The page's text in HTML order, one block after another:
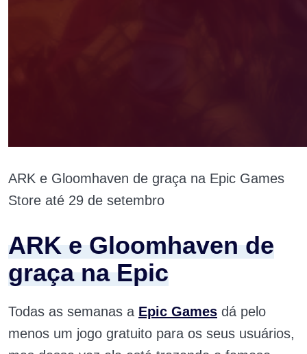
ARK e Gloomhaven de graça na Epic Games
Store até 29 de setembro
ARK e Gloomhaven de
graça na Epic
Todas as semanas a Epic Games dá pelo
menos um jogo gratuito para os seus usuários,